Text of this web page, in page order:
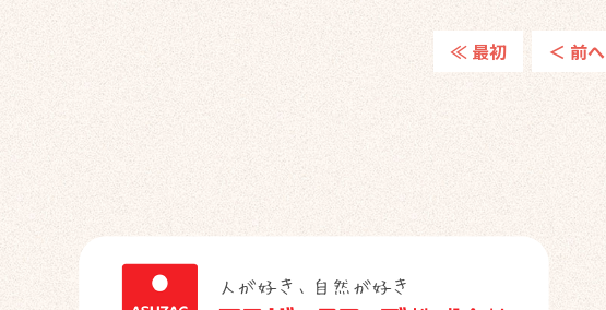
≪ 最初 ＜ 前へ